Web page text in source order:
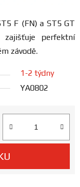
F (FN) a ST5 GT
perfektní
závodě.
1-2 týdny
YA0802